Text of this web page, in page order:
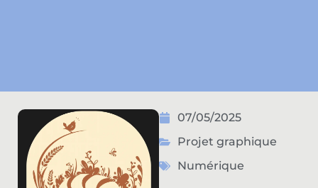
07/05/2025
Projet graphique
Numérique